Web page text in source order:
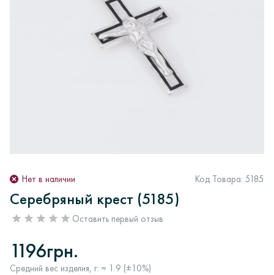
Нет в наличии Код Товара: 5185
Серебряный крест (5185)
Оставить первый отзыв
1196грн.
Средний вес изделия, г: ≈ 1.9 (±10%)